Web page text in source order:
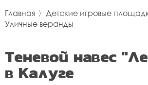
Главная 〉 Детские игровые
Уличные веранды
Теневой навес
в Калуге